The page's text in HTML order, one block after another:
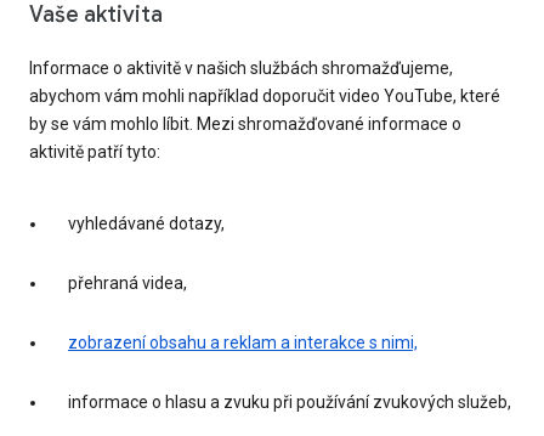
Vaše aktivita
Informace o aktivitě v našich službách shromažďujeme,
abychom vám mohli například doporučit video YouTube, které
by se vám mohlo líbit. Mezi shromažďované informace o
aktivitě patří tyto:
vyhledávané dotazy,
přehraná videa,
zobrazení obsahu a reklam a interakce s nimi,
informace o hlasu a zvuku při používání zvukových služeb,